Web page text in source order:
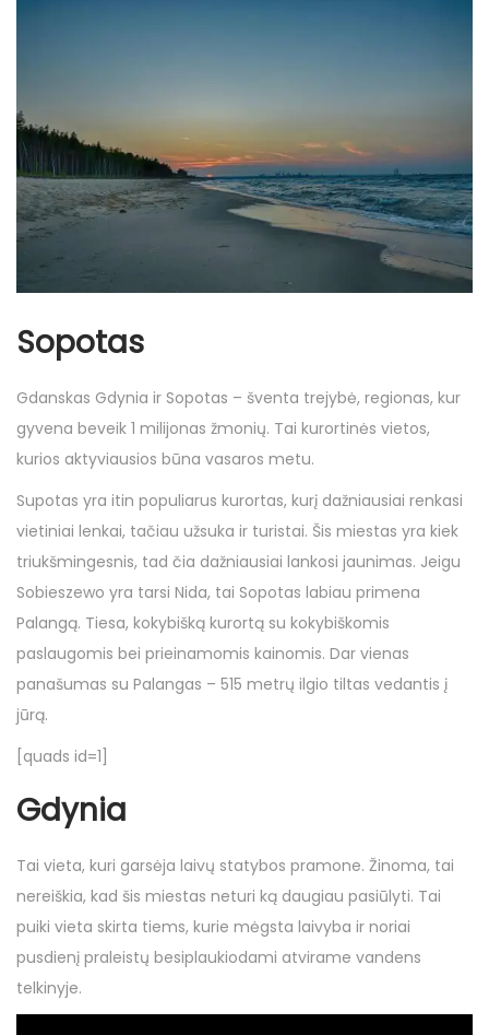
Sopotas
Gdanskas Gdynia ir Sopotas – šventa trejybė, regionas, kur
gyvena beveik 1 milijonas žmonių. Tai kurortinės vietos,
kurios aktyviausios būna vasaros metu.
Supotas yra itin populiarus kurortas, kurį dažniausiai renkasi
vietiniai lenkai, tačiau užsuka ir turistai. Šis miestas yra kiek
triukšmingesnis, tad čia dažniausiai lankosi jaunimas. Jeigu
Sobieszewo yra tarsi Nida, tai Sopotas labiau primena
Palangą. Tiesa, kokybišką kurortą su kokybiškomis
paslaugomis bei prieinamomis kainomis. Dar vienas
panašumas su Palangas – 515 metrų ilgio tiltas vedantis į
jūrą.
[quads id=1]
Gdynia
Tai vieta, kuri garsėja laivų statybos pramone. Žinoma, tai
nereiškia, kad šis miestas neturi ką daugiau pasiūlyti. Tai
puiki vieta skirta tiems, kurie mėgsta laivyba ir noriai
pusdienį praleistų besiplaukiodami atvirame vandens
telkinyje.